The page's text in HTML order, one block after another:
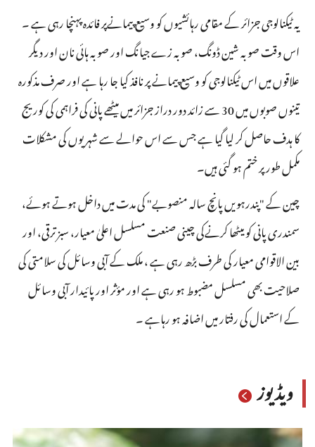
یہ ٹیکنالوجی جزائر کے مقامی رہائشیوں کو وسیع پیمانےپر فائدہ پہنچا رہی ہے ۔
اس وقت صوبہ شین ڈونگ، صوبہ زے جیانگ اور صوبہ ہائی نان اور دیگر
علاقوں میں اس ٹیکنالوجی کو وسیع پیمانے پر نافذ کیا جا رہا ہے اور صرف مذکورہ
تینوں صوبوں میں 30 سے زائد دور دراز جزائر میں میٹھے پانی کی فراہمی کی کوریج
کا ہدف حاصل کر لیا گیا ہے جس سے اس حوالے سے شہریوں کی مشکلات
مکمل طور پر ختم ہو گئی ہیں۔
چین کے "پندرہویں پانچ سالہ منصوبے" کی مدت میں داخل ہوتے ہوئے،
سمندری پانی کو میٹھا کرنےکی چینی صنعت مسلسل اعلیٰ معیار، سبز ترقی، اور
بین الاقوامی معیار کی طرف بڑھ رہی ہے ، ملک کے آبی وسائل کی سلامتی کی
صلاحیت بھی مسلسل مضبوط ہو رہی ہے اور مؤثر اور پائیدار آبی وسائل
کے استعمال کی رفتار میں اضافہ ہو رہاہے ۔
ویڈیوز